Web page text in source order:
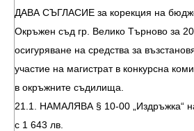
ДАВА СЪГЛАСИЕ за корекция на
Окръжен съд гр. Велико Търново за
осигуряване на средства за
участие на магистрат в конкурсна
в окръжните съдилища.
21.1. НАМАЛЯВА § 10-00 „Издръжка“
с 1 643 лв.